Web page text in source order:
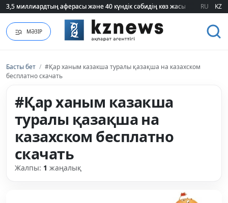
3,5 миллиардтың аферасы және 40 күндік сәбидің көз жасы:
3,5 миллиардтың аферасы және 40 күндік сәбидің көз жасы: RU KZ
МӘЗІР
Басты бет / #Қар ханым казакша туралы қазақша на казахском
бесплатно скачать
#Қар ханым казакша
туралы қазақша на
казахском бесплатно
скачать
Жалпы: 1 жаңалық